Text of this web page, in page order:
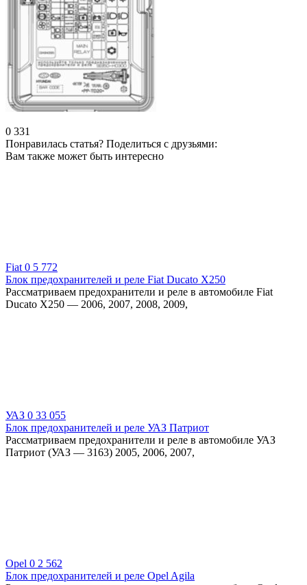
0 331
Понравилась статья? Поделиться с друзьями:
Вам также может быть интересно
Fiat 0 5 772
Блок предохранителей и реле Fiat Ducato X250
Рассматриваем предохранители и реле в автомобиле Fiat
Ducato X250 — 2006, 2007, 2008, 2009,
УАЗ 0 33 055
Блок предохранителей и реле УАЗ Патриот
Рассматриваем предохранители и реле в автомобиле УАЗ
Патриот (УАЗ — 3163) 2005, 2006, 2007,
Opel 0 2 562
Блок предохранителей и реле Opel Agila